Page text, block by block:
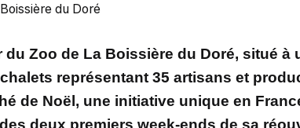
du Doré
Zoo de La Boissière du Doré, situé à
représentant 35 artisans et
de Noël, une initiative unique en
deux premiers week-ends de sa